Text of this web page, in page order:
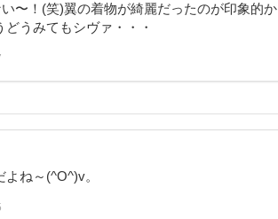
〜！(笑)翼の着物が綺麗だったのが印象的か
うみてもシヴァ・・・
ね～(^O^)v。